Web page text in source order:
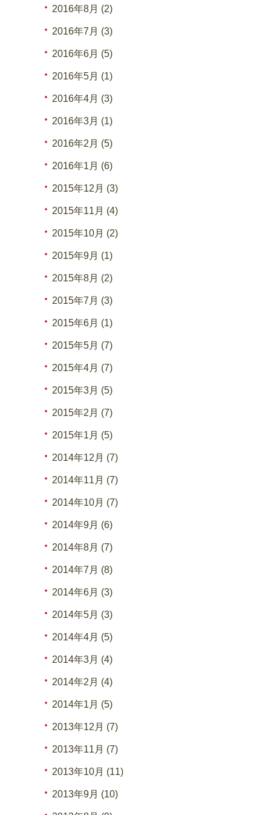
2016年8月 (2)
2016年7月 (3)
2016年6月 (5)
2016年5月 (1)
2016年4月 (3)
2016年3月 (1)
2016年2月 (5)
2016年1月 (6)
2015年12月 (3)
2015年11月 (4)
2015年10月 (2)
2015年9月 (1)
2015年8月 (2)
2015年7月 (3)
2015年6月 (1)
2015年5月 (7)
2015年4月 (7)
2015年3月 (5)
2015年2月 (7)
2015年1月 (5)
2014年12月 (7)
2014年11月 (7)
2014年10月 (7)
2014年9月 (6)
2014年8月 (7)
2014年7月 (8)
2014年6月 (3)
2014年5月 (3)
2014年4月 (5)
2014年3月 (4)
2014年2月 (4)
2014年1月 (5)
2013年12月 (7)
2013年11月 (7)
2013年10月 (11)
2013年9月 (10)